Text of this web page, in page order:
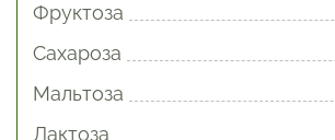
Фруктоза
Сахароза
Мальтоза
Лактоза